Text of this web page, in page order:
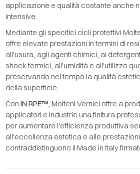
applicazione e qualità costante anche
intensive.
Mediante gli specifici cicli protettivi
offre elevate prestazioni in termini di
all'usura, agli agenti chimici, ai
shock termici, all'umidità e all'utilizzo
preservando nel tempo la qualità
della superficie.
ConIN.RPE™, Molteni Vernici offre a
applicatori e industrie una finitura
per aumentare l'efficienza produttiva
all'eccellenza estetica e alle
contraddistinguono il Made in Italy